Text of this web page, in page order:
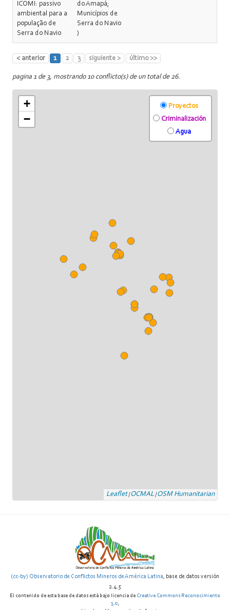
ICOMI: passivo
ambiental para a
população de
Serra do Navio
do Amapá;
Municípios de
Serra do Navio
)
< anterior 1 2 3 siguiente > último >>
pagina 1 de 3, mostrando 10 conflicto(s) de un total de 26.
+
−
Proyectos
Criminalización
Agua
Leaflet|OCMAL|OSM Humanitarian
(cc-by) Observatorio de Conflictos Mineros de América Latina, base de datos versión
2.4.5
El contenido de esta base de datos está bajo licencia de Creative Commons Reconocimiento
3.0,